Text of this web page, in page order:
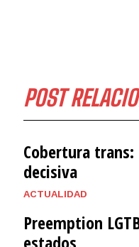
POST
Cobertura
decisiva
ACTUALIDAD
Preemption